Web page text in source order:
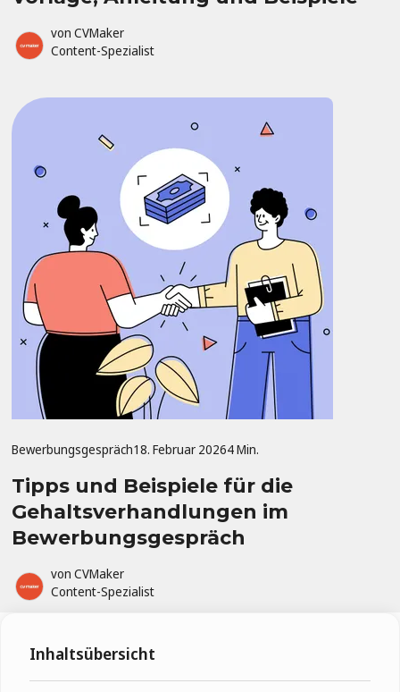
von CVMaker
Content-Spezialist
Tipps und Beispiele für die
Gehaltsverhandlungen im
Bewerbungsgespräch
Bewerbungsgespräch18. Februar 20264 Min.
von CVMaker
Content-Spezialist
Inhaltsübersicht